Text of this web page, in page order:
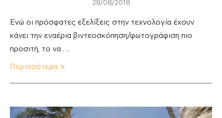
28/08/2018
Ενώ οι πρόσφατες εξελίξεις στην τεχνολογία έχουν
κάνει την εναέρια βιντεοσκόπηση/φωτογράφιση πιο
προσιτή, το να …
Περισσότερα